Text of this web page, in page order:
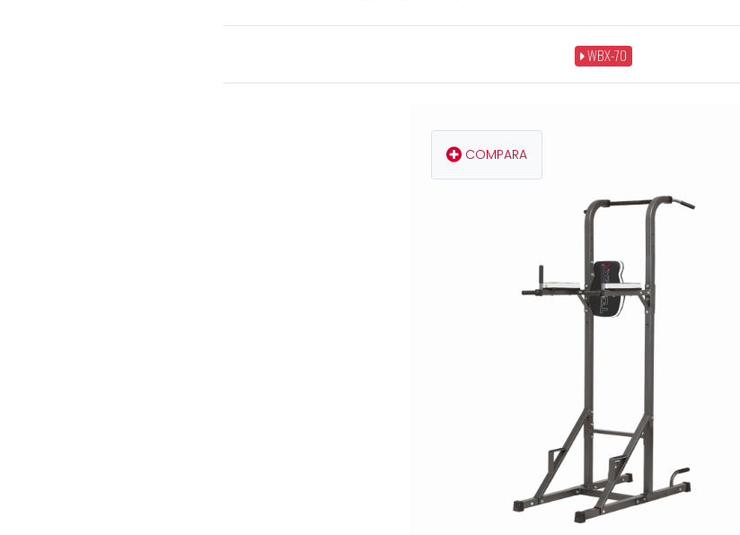
WBX-70
COMPARA